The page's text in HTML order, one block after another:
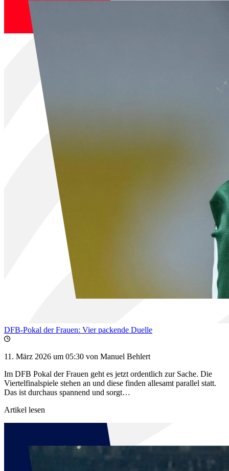
DFB-Pokal der Frauen: Vier packende Duelle
11. März 2026 um 05:30 von Manuel Behlert
Im DFB Pokal der Frauen geht es jetzt ordentlich zur Sache. Die
Viertelfinalspiele stehen an und diese finden allesamt parallel statt.
Das ist durchaus spannend und sorgt…
Artikel lesen